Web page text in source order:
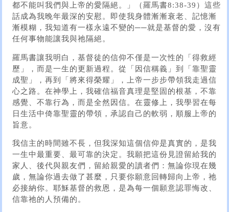
都不能叫我們與上帝的愛隔絕。」（羅馬書8:38-39）這些
話成為我晚年最深的安慰。即使我身體漸漸衰老、記憶漸
漸模糊，我知道有一樣永遠不變的──就是基督的愛，沒有
任何事物能讓我與祂隔絕。
羅馬書讓我明白，基督徒的信仰不僅是一次性的「得救經
歷」，而是一生的更新過程。從「因信稱義」到「靠聖靈
成聖」，再到「將來得榮耀」，上帝一步步帶領我走過信
心之路。在神學上，我確信福音真理是堅固的根基，不靠
感覺、不靠行為，而是全然因信。在靈修上，我學習在每
日生活中倚靠聖靈的帶領，承認自己的軟弱，順服上帝的
旨意。
我信主的時間雖不長，但我深知這個信仰是真實的，是我
一生中最重要、最可靠的決定。我願把這份見證留給我的
家人、後代與親友們，留給親愛的讀者們：無論你現在幾
歲，無論你過去做了甚麼，只要你願意回轉歸向上帝，祂
必接納你。耶穌基督的救恩，是為每一個願意認罪悔改、
信靠祂的人預備的。